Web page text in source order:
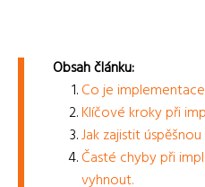
Obsah článku:
Co je
Klíčové kroky při
Jak zajistit
Časté chyby při
vyhnout.